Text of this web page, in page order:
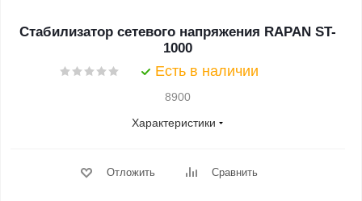
Стабилизатор сетевого напряжения RAPAN ST-
1000
Есть в наличии
8900
Характеристики
Отложить Сравнить